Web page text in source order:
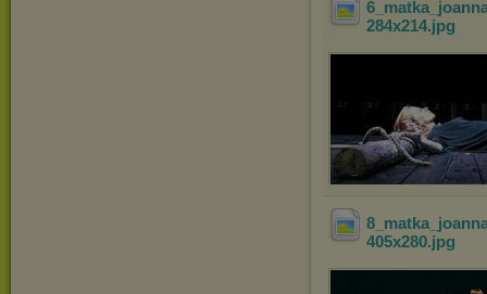
284x214.jpg
405x280.jpg